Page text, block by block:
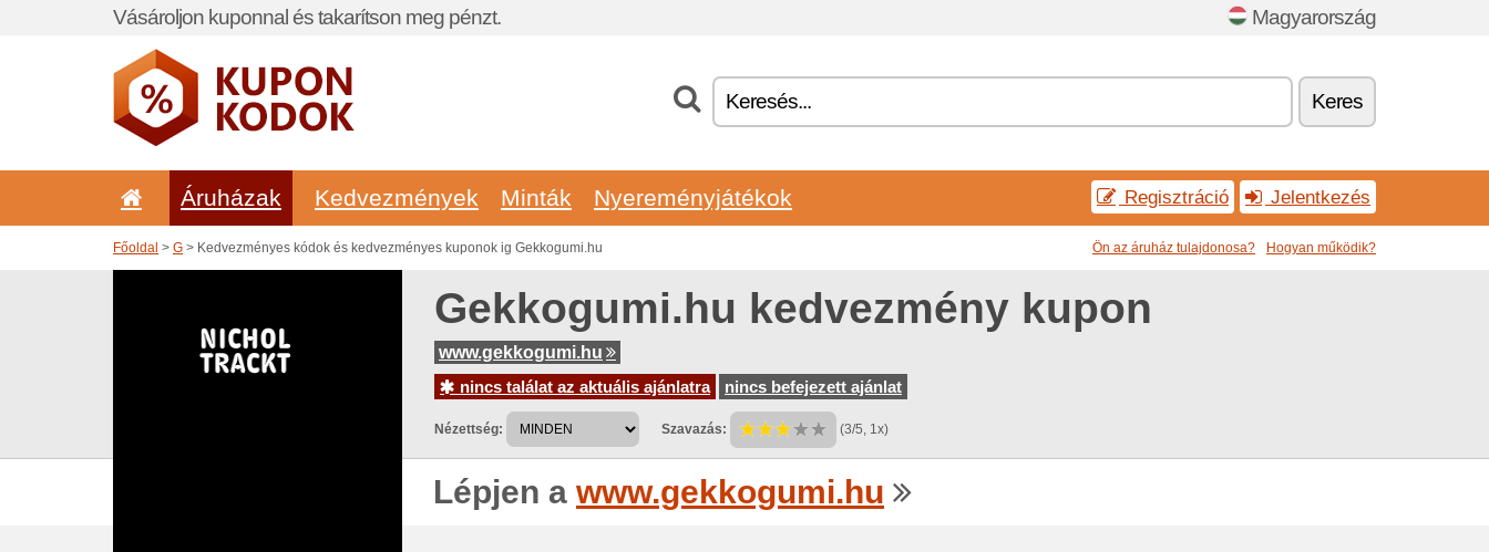
Vásároljon kuponnal és takarítson meg pénzt. Magyarország
Keres
Áruházak Kedvezmények Minták Nyereményjátékok Regisztráció Jelentkezés
Főoldal > G > Kedvezményes kódok és kedvezményes kuponok ig Gekkogumi.hu Ön az áruház tulajdonosa? Hogyan működik?
Gekkogumi.hu kedvezmény kupon
www.gekkogumi.hu
nincs találat az aktuális ajánlatra
nincs befejezett ajánlat
Nézettség: Szavazás: (3/5, 1x)
Lépjen a www.gekkogumi.hu